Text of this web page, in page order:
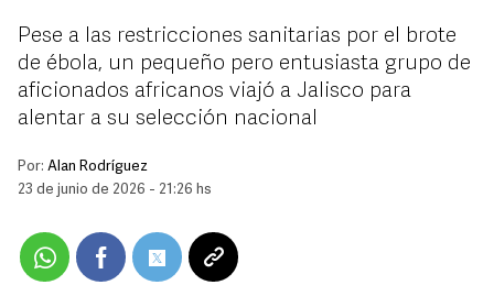
Pese a las restricciones sanitarias por el brote
de ébola, un pequeño pero entusiasta grupo de
aficionados africanos viajó a Jalisco para
alentar a su selección nacional
Por: Alan Rodríguez
23 de junio de 2026 - 21:26 hs